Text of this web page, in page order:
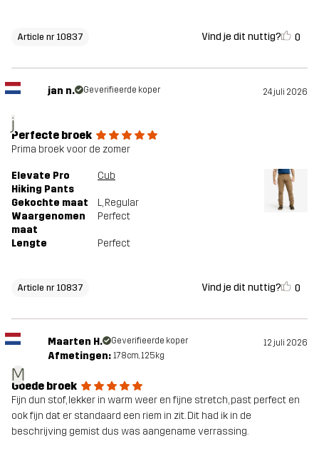
Article nr 10837 Vind je dit nuttig? 0
j
jan n. Geverifieerde koper 24 juli 2026
Perfecte broek
Prima broek voor de zomer
Elevate Pro
Hiking Pants
Cub
Gekochte maat L, Regular
Waargenomen
maat
Perfect
Lengte Perfect
Article nr 10837 Vind je dit nuttig? 0
M
Maarten H. Geverifieerde koper 12 juli 2026
Afmetingen: 178cm, 125kg
Goede broek
Fijn dun stof, lekker in warm weer en fijne stretch, past perfect en
ook fijn dat er standaard een riem in zit. Dit had ik in de
beschrijving gemist dus was aangename verrassing.